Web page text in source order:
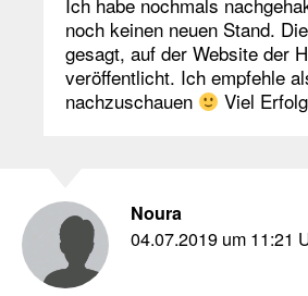
noch keinen neuen Stand.
gesagt, auf der Website der
veröffentlicht. Ich empfehle
nachzuschauen
Viel
Noura
04.07.2019 um 11:21